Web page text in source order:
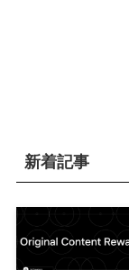
新着記事